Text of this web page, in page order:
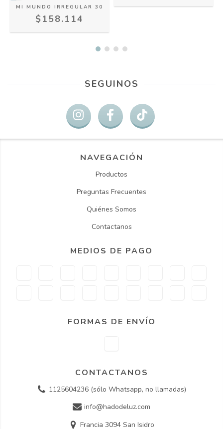
MI MUNDO IRREGULAR 30
$158.114
SEGUINOS
NAVEGACIÓN
Productos
Preguntas Frecuentes
Quiénes Somos
Contactanos
MEDIOS DE PAGO
CONTACTANOS
1125604236 (sólo Whatsapp, no llamadas)